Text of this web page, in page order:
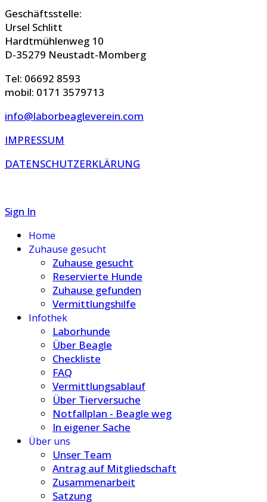
Geschäftsstelle:
Ursel Schlitt
Hardtmühlenweg 10
D-35279 Neustadt-Momberg
Tel: 06692 8593
mobil: 0171 3579713
info@laborbeagleverein.com
IMPRESSUM
DATENSCHUTZERKLÄRUNG
Sign In
Home
Zuhause gesucht
Zuhause gesucht
Reservierte Hunde
Zuhause gefunden
Vermittlungshilfe
Infothek
Laborhunde
Über Beagle
Checkliste
FAQ
Vermittlungsablauf
Über Tierversuche
Notfallplan - Beagle weg
In eigener Sache
Über uns
Unser Team
Antrag auf Mitgliedschaft
Zusammenarbeit
Satzung